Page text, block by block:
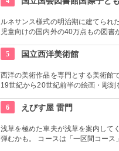
ルネサンス様式の明治期に建てられ
児童向けの国内外の40万点もの図書
でゆっくり過ごしてみては。
5 国立西洋美術館
西洋の美術作品を専門とする美術館
19世紀から20世紀前半の絵画・彫刻
家）たちの作品を見ることができる
ダンの「考える人」はこちらで見れ
が手掛け、建築・インテリア好きに
6 えびす屋 雷門
浅草を極めた車夫が浅草を案内して
弾むかも。 コースは「一区間コース